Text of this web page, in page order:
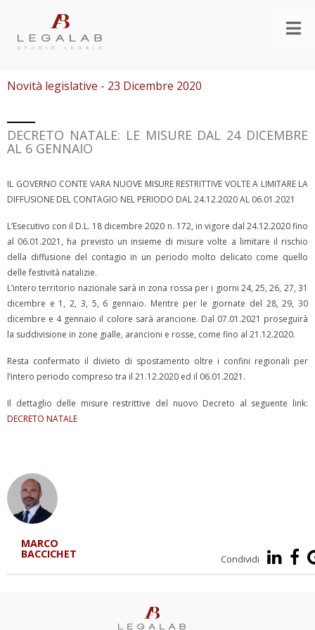
Novità legislative - 23 Dicembre 2020
DECRETO NATALE: LE MISURE DAL 24 DICEMBRE
AL 6 GENNAIO
IL GOVERNO CONTE VARA NUOVE MISURE RESTRITTIVE VOLTE A LIMITARE LA
DIFFUSIONE DEL CONTAGIO NEL PERIODO DAL 24.12.2020 AL 06.01.2021
L’Esecutivo con il D.L. 18 dicembre 2020 n. 172, in vigore dal 24.12.2020 fino
al 06.01.2021, ha previsto un insieme di misure volte a limitare il rischio
della diffusione del contagio in un periodo molto delicato come quello
delle festività natalizie.
L’intero territorio nazionale sarà in zona rossa per i giorni 24, 25, 26, 27, 31
dicembre e 1, 2, 3, 5, 6 gennaio. Mentre per le giornate del 28, 29, 30
dicembre e 4 gennaio il colore sarà arancione. Dal 07.01.2021 proseguirà
la suddivisione in zone gialle, arancioni e rosse, come fino al 21.12.2020.
Resta confermato il divieto di spostamento oltre i confini regionali per
l’intero periodo compreso tra il 21.12.2020 ed il 06.01.2021.
Il dettaglio delle misure restrittive del nuovo Decreto al seguente link:
DECRETO NATALE
MARCO
BACCICHET Condividi